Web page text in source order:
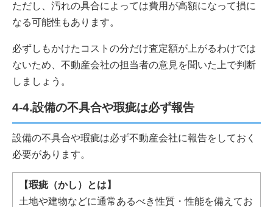
ただし、汚れの具合によっては費用が高額になって損に
なる可能性もあります。
必ずしもかけたコストの分だけ査定額が上がるわけでは
ないため、不動産会社の担当者の意見を聞いた上で判断
しましょう。
4-4.設備の不具合や瑕疵は必ず報告
設備の不具合や瑕疵は必ず不動産会社に報告をしておく
必要があります。
【瑕疵（かし）とは】
土地や建物などに通常あるべき性質・性能を備えてお